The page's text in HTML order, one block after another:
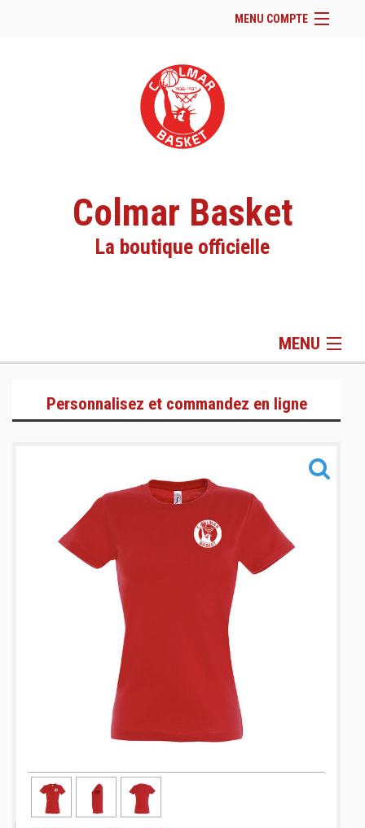
MENU COMPTE
Site Web du club
Se connecter
Panier ( vide
Colmar Basket
La boutique officielle
MENU
Training
Personnalisez et commandez en ligne